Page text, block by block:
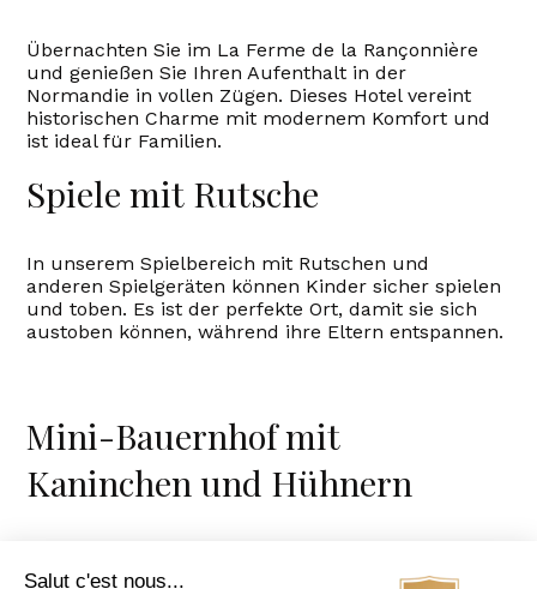
Übernachten Sie im La Ferme de la Rançonnière
und genießen Sie Ihren Aufenthalt in der
Normandie in vollen Zügen. Dieses Hotel vereint
historischen Charme mit modernem Komfort und
ist ideal für Familien.
Spiele mit Rutsche
In unserem Spielbereich mit Rutschen und
anderen Spielgeräten können Kinder sicher spielen
und toben. Es ist der perfekte Ort, damit sie sich
austoben können, während ihre Eltern entspannen.
Mini-Bauernhof mit
Kaninchen und Hühnern
für Kinder. Sie können unsere niedlichen
Salut c'est nous...